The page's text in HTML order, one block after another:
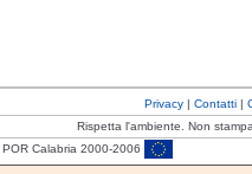
Privacy| Contatti|
Rispetta l'ambiente. Non
Calabria 2000-2006